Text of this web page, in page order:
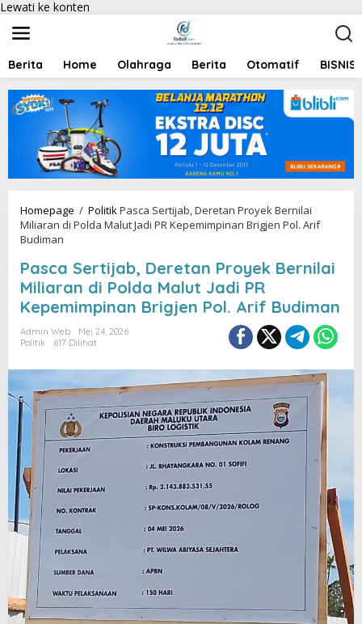
Lewati ke konten
Berita Home Olahraga Berita Otomatif BISNIS
Homepage / PolitikPasca Sertijab, Deretan Proyek Bernilai
Miliaran di Polda Malut Jadi PR Kepemimpinan Brigjen Pol. Arif
Budiman
Pasca Sertijab, Deretan Proyek Bernilai
Miliaran di Polda Malut Jadi PR
Kepemimpinan Brigjen Pol. Arif Budiman
Admin Web
Mei 24, 2026
Politik
617 Dilihat